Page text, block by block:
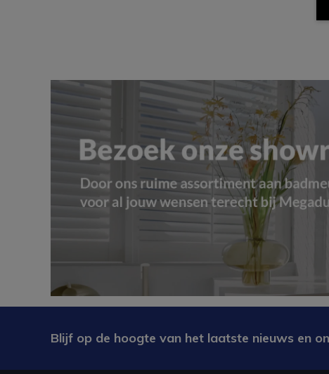
Blijf op de hoogte van het laatste nieuws en